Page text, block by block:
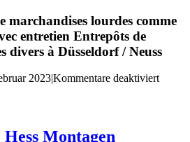
marchandises lourdes comme
entretien Entrepôts de
divers à Düsseldorf / Neuss
2023|Kommentare deaktiviertfür
Hess Montagen